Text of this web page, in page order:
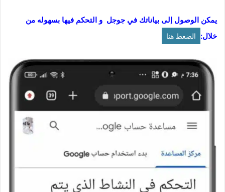
يمكن الوصول إلى بياناتك في جوجل و التحكم فيها بسهوله من
خلال:
الضعط هنا